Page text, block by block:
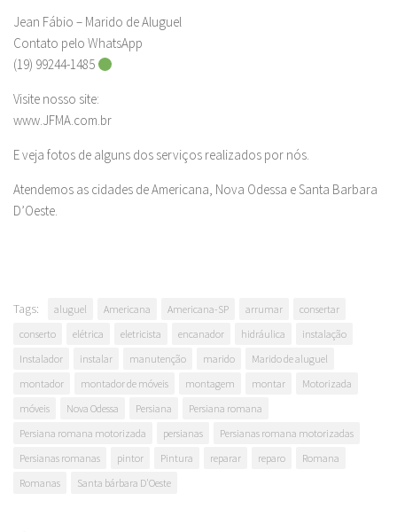
Jean Fábio – Marido de Aluguel
Contato pelo WhatsApp
(19) 99244-1485
Visite nosso site:
www.JFMA.com.br
E veja fotos de alguns dos serviços realizados por nós.
Atendemos as cidades de Americana, Nova Odessa e Santa Barbara
D’Oeste.
Tags: aluguel Americana Americana-SP arrumar
consertar
conserto
elétrica eletricista encanador hidráulica
instalação
Instalador
instalar manutenção marido
Marido de aluguel
montador
montador de móveis montagem montar
Motorizada
móveis
Nova Odessa Persiana
Persiana romana
Persiana romana motorizada
persianas
Persianas romana motorizadas
Persianas romanas
pintor Pintura reparar reparo
Romana
Romanas
Santa bárbara D'Oeste